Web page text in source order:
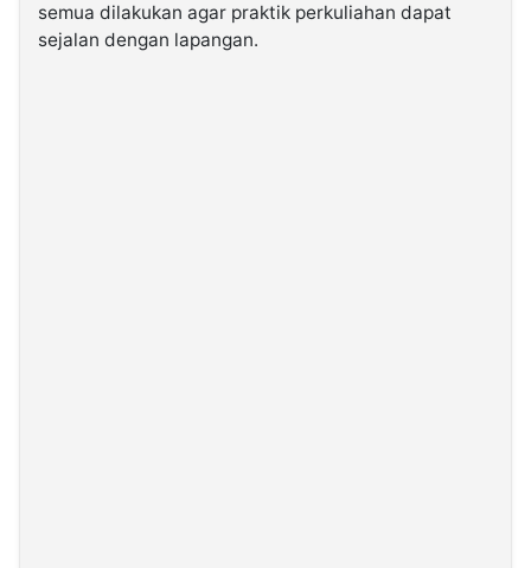
semua dilakukan agar praktik perkuliahan dapat
sejalan dengan lapangan.